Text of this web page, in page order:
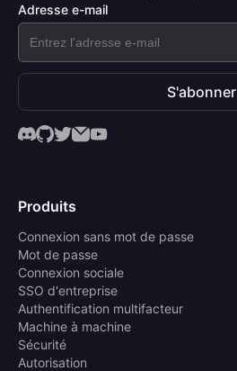
Adresse e-mail
S'abonner
Produits
Connexion sans mot de passe
Mot de passe
Connexion sociale
SSO d'entreprise
Authentification multifacteur
Machine à machine
Sécurité
Autorisation